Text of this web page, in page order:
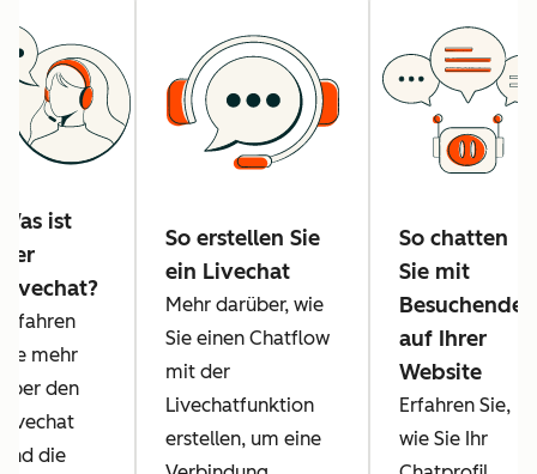
Was ist
der
Livechat?
Erfahren
Sie mehr
über den
Livechat
und die
So erstellen Sie
ein Livechat
Mehr darüber, wie
Sie einen Chatflow
mit der
Livechatfunktion
erstellen, um eine
So chatten
Sie mit
Besuchenden
auf Ihrer
Website
Erfahren Sie,
wie Sie Ihr